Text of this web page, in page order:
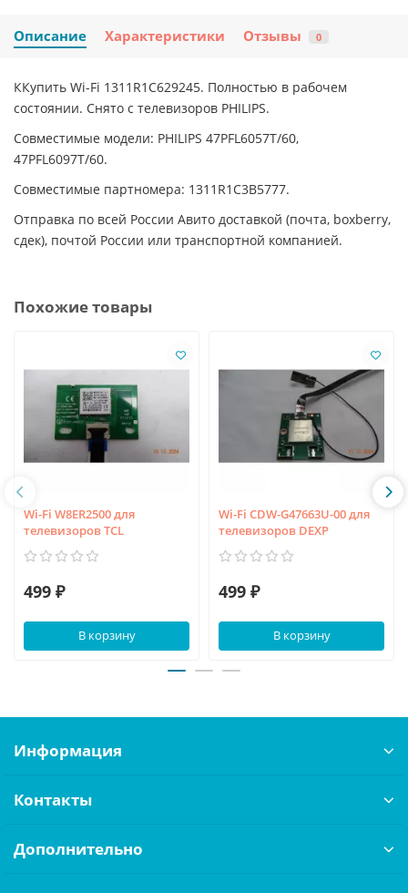
Описание Характеристики Отзывы 0
ККупить Wi-Fi 1311R1C629245. Полностью в рабочем
состоянии. Снято с телевизоров PHILIPS.
Совместимые модели: PHILIPS 47PFL6057T/60,
47PFL6097T/60.
Совместимые партномера: 1311R1C3B5777.
Отправка по всей России Авито доставкой (почта, boxberry,
сдек), почтой России или транспортной компанией.
Похожие товары
Wi-Fi W8ER2500 для
телевизоров TCL
499 ₽
В корзину
Wi-Fi CDW-G47663U-00 для
телевизоров DEXP
499 ₽
В корзину
Информация
Контакты
Дополнительно